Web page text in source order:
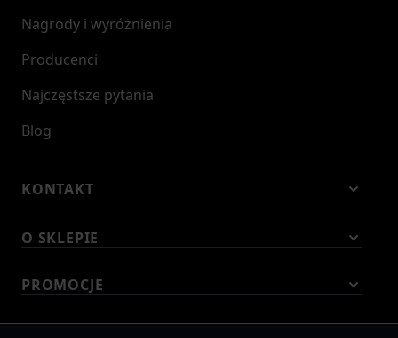
Nagrody i wyróżnienia
Producenci
Najczęstsze pytania
Blog
KONTAKT
O SKLEPIE
PROMOCJE